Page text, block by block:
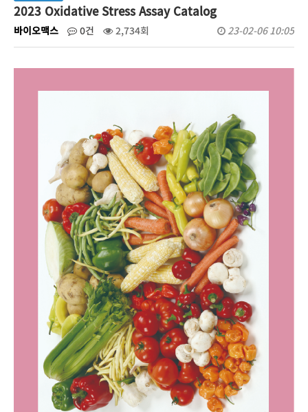
2023 Oxidative Stress Assay Catalog
바이오맥스 0건 2,734회 23-02-06 10:05